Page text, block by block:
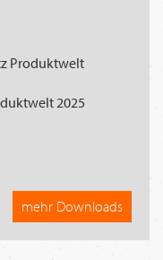
Produktwelt
2025
mehr Downloads